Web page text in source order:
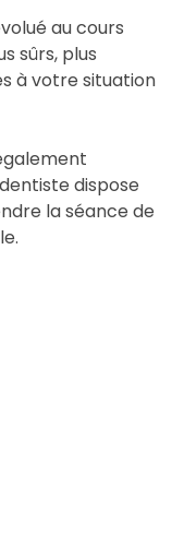
au cours
sûrs, plus
à votre situation
dispose
la séance de